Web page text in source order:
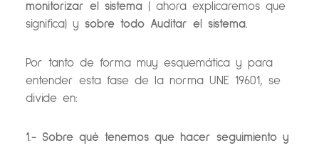
monitorizar el sistema ( ahora explicaremos que
significa) y sobre todo Auditar el sistema.
Por tanto de forma muy esquemática y para
entender esta fase de la norma UNE 19601, se
divide en:
1.- Sobre qué tenemos que hacer seguimiento y